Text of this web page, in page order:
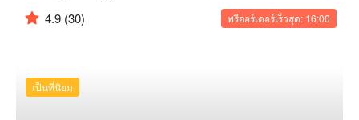
4.9 (30) พรีออร์เดอร์เร็วสุด: 16:00
เป็นที่นิยม